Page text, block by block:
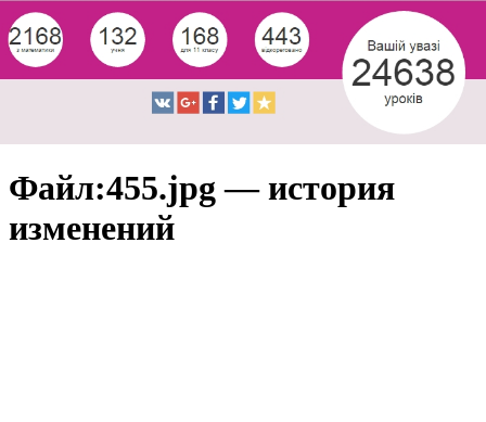
Файл:455.jpg — история
изменений